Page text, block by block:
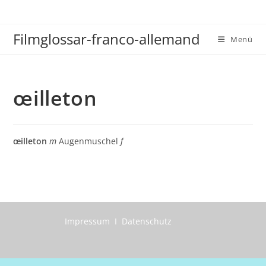
springen
Filmglossar-franco-allemand Menü
œilleton
œilleton m Augenmuschelf
Impressum I Datenschutz